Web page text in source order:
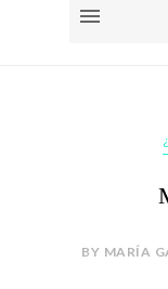
BY MARÍA